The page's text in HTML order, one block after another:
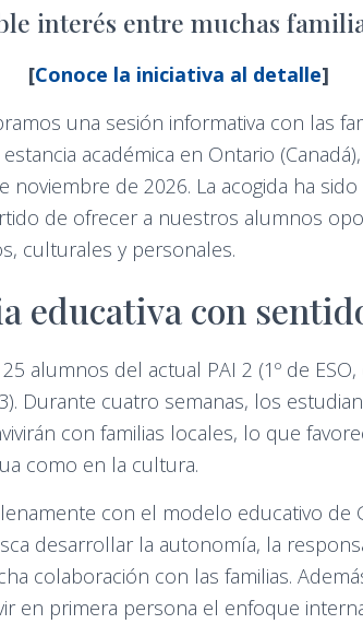
interés entre muchas
[Conoce la iniciativa al detalle]
una sesión informativa con las
académica en Ontario
noviembre de 2026. La acogida ha
de ofrecer a nuestros alumnos
culturales y personales.
educativa con
alumnos del actual PAI 2 (1º de
Durante cuatro semanas, los
con familias locales, lo que
como en la cultura.
con el modelo educativo de
desarrollar la autonomía, la
colaboración con las familias.
en primera persona el enfoque